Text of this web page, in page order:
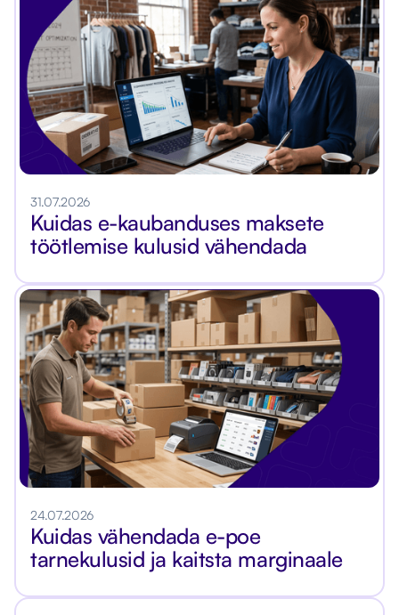
31.07.2026
Kuidas e-kaubanduses maksete
töötlemise kulusid vähendada
24.07.2026
Kuidas vähendada e-poe
tarnekulusid ja kaitsta marginaale